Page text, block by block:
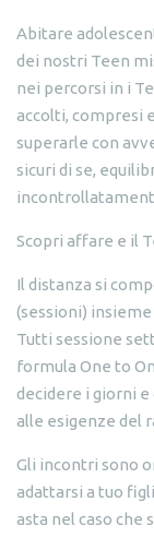
Abitare
dei nostri Teen
nei percorsi in i
accolti, compresi
superarle con
sicuri di se,
Scopri affare e il
Il distanza si
(sessioni)
Tutti sessione
formula One to
decidere i giorni
alle esigenze del
Gli incontri sono
adattarsi a tuo
asta nel caso che